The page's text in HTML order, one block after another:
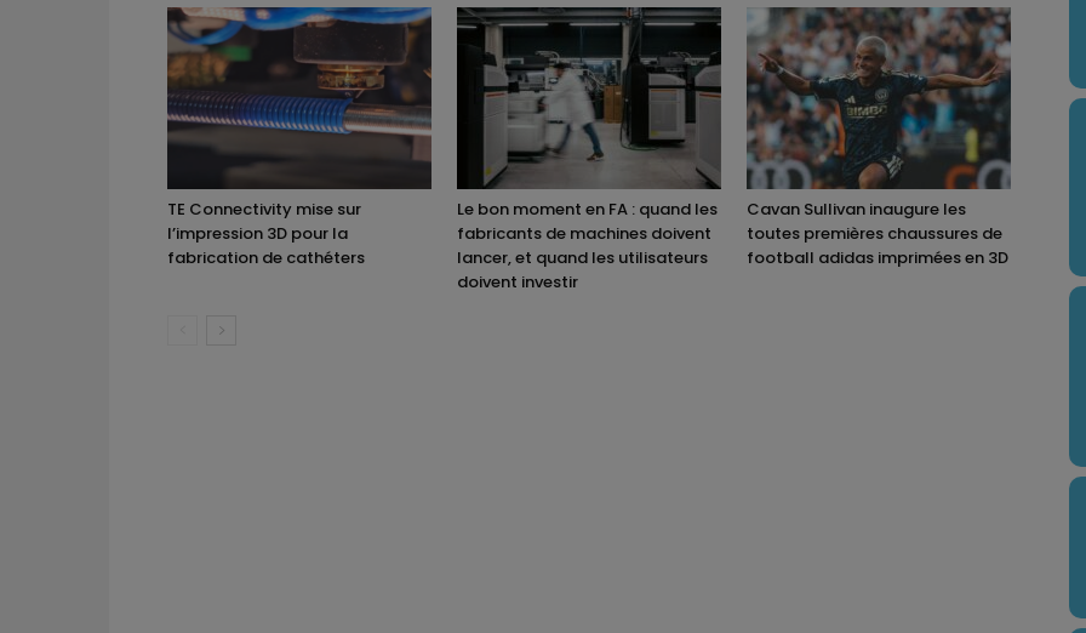
TE Connectivity mise sur
l’impression 3D pour la
fabrication de cathéters
Le bon moment en FA : quand les
fabricants de machines doivent
lancer, et quand les utilisateurs
doivent investir
Cavan Sullivan inaugure les
toutes premières chaussures de
football adidas imprimées en 3D